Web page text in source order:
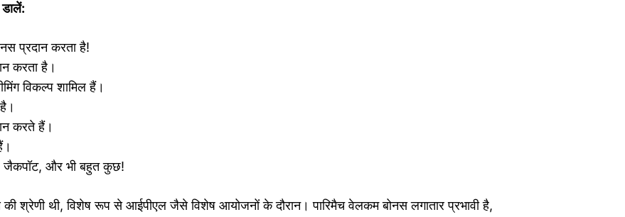
डालें:
प्रदान करता है!
करता है।
विकल्प शामिल हैं।
करते हैं।
जैकपॉट, और भी बहुत कुछ!
की श्रेणी थी, विशेष रूप से आईपीएल जैसे विशेष आयोजनों के दौरान। पारिमैच वेलकम बोनस लगातार प्रभावी है,